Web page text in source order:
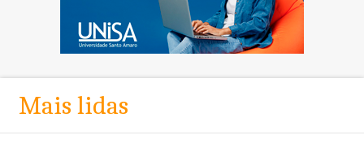
Mais lidas